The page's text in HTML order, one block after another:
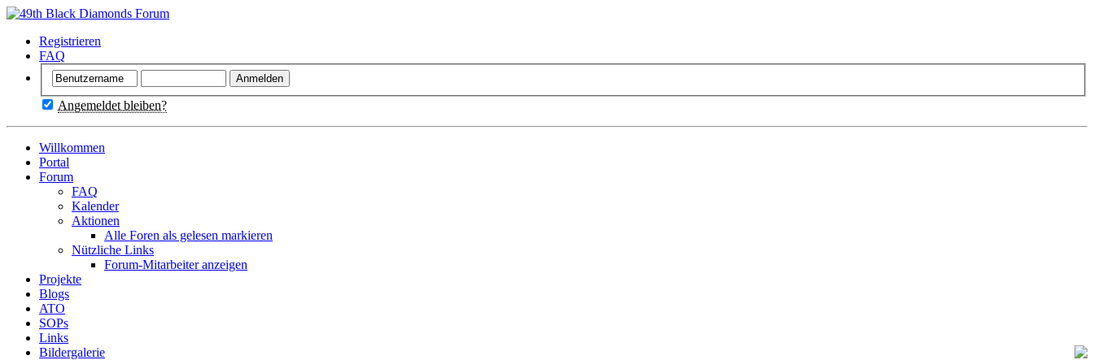
Registrieren
FAQ
Angemeldet bleiben?
Willkommen
Portal
Forum
FAQ
Kalender
Aktionen
Alle Foren als gelesen markieren
Nützliche Links
Forum-Mitarbeiter anzeigen
Projekte
Blogs
ATO
SOPs
Links
Bildergalerie